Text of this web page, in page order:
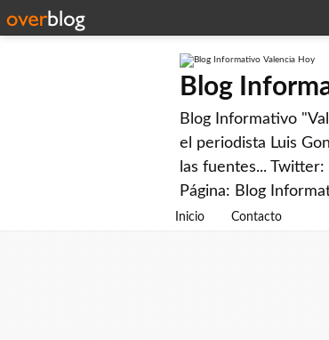
Blog
Blog Informativo
el periodista Luis
las fuentes...
Página: Blog
Inicio Contacto